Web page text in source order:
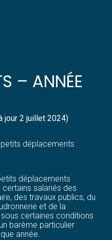
– ANNÉE
jour 2 juillet 2024)
déplacements
déplacements
salariés des
des travaux publics, du
et de la
certaines conditions
barème particulier
année.